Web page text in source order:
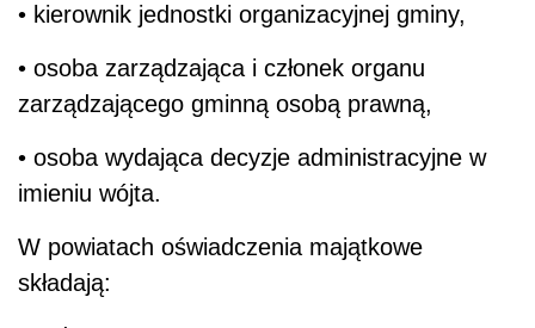
• kierownik jednostki organizacyjnej gminy,
• osoba zarządzająca i członek organu
zarządzającego gminną osobą prawną,
• osoba wydająca decyzje administracyjne w
imieniu wójta.
W powiatach oświadczenia majątkowe
składają: